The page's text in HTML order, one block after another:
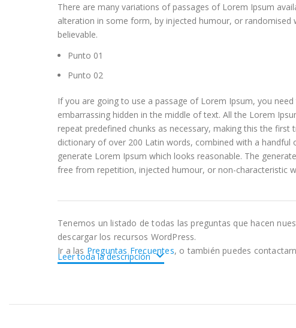
There are many variations of passages of Lorem Ipsum
alteration in some form, by injected humour, or randomised
believable.
Punto 01
Punto 02
If you are going to use a passage of Lorem Ipsum, you
embarrassing hidden in the middle of text. All the Lorem
repeat predefined chunks as necessary, making this the
dictionary of over 200 Latin words, combined with a
generate Lorem Ipsum which looks reasonable. The
free from repetition, injected humour, or non-characteristic
Tenemos un listado de todas las preguntas que hacen
descargar los recursos WordPress.
Ir a las Preguntas Frecuentes, o también puedes
Leer toda la descripción